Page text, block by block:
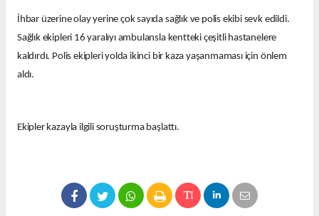
İhbar üzerine olay yerine çok sayıda sağlık ve polis ekibi sevk edildi.
Sağlık ekipleri 16 yaralıyı ambulansla kentteki çeşitli hastanelere
kaldırdı. Polis ekipleri yolda ikinci bir kaza yaşanmaması için önlem
aldı.
Ekipler kazayla ilgili soruşturma başlattı.